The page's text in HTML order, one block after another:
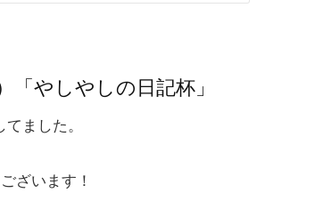
「やしやしの日記杯」
ました。
ざいます！